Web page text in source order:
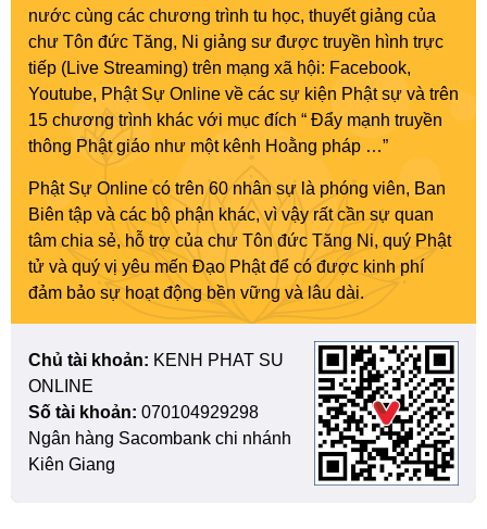
nước cùng các chương trình tu học, thuyết giảng của
chư Tôn đức Tăng, Ni giảng sư được truyền hình trực
tiếp (Live Streaming) trên mạng xã hội: Facebook,
Youtube, Phật Sự Online về các sự kiện Phật sự và trên
15 chương trình khác với mục đích “ Đẩy mạnh truyền
thông Phật giáo như một kênh Hoằng pháp …”
Phật Sự Online có trên 60 nhân sự là phóng viên, Ban
Biên tập và các bộ phận khác, vì vậy rất cần sự quan
tâm chia sẻ, hỗ trợ của chư Tôn đức Tăng Ni, quý Phật
tử và quý vị yêu mến Đạo Phật để có được kinh phí
đảm bảo sự hoạt động bền vững và lâu dài.
Chủ tài khoản: KENH PHAT SU
ONLINE
Số tài khoản: 070104929298
Ngân hàng Sacombank chi nhánh
Kiên Giang